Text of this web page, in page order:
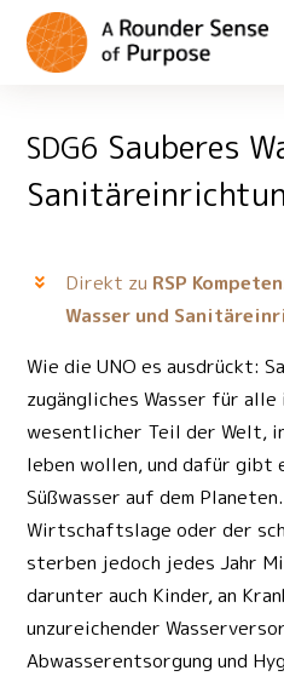
SDG6 Sauberes
Direkt zu RSP
Wasser und
Wie die UNO es ausdrückt:
zugängliches Wasser für
wesentlicher Teil der Welt,
leben wollen, und dafür gibt
Süßwasser auf dem
Wirtschaftslage oder der
sterben jedoch jedes Jahr
darunter auch Kinder, an
unzureichender
Abwasserentsorgung und